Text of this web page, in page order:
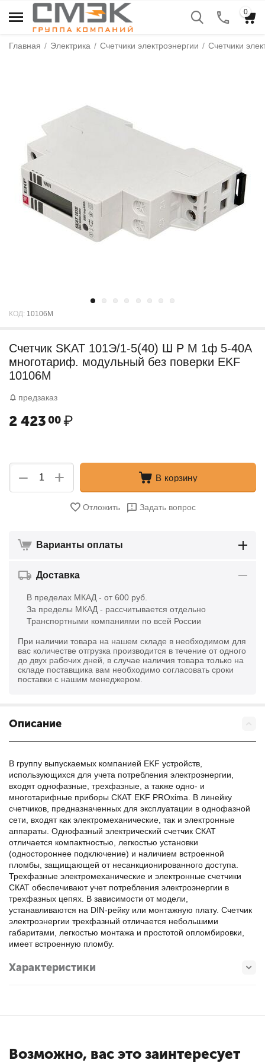
0
Главная / Электрика / Счетчики электроэнергии / Счетчики
КОД: 10106M
Счетчик SKAT 101Э/1-5(40) Ш Р M 1ф 5-40А
многотариф. модульный без поверки EKF
10106M
предзаказ
2 423 00₽
+
− В корзину
Отложить Задать вопрос
Варианты оплаты
Доставка
В пределах МКАД - от 600 руб.
За пределы МКАД - рассчитывается отдельно
Транспортными компаниями по всей России
При наличии товара на нашем складе в необходимом для
вас количестве отгрузка производится в течение от одного
до двух рабочих дней, в случае наличия товара только на
складе поставщика вам необходимо согласовать сроки
поставки с нашим менеджером.
Описание
В группу выпускаемых компанией EKF устройств,
использующихся для учета потребления электроэнергии,
входят однофазные, трехфазные, а также одно- и
многотарифные приборы СКАТ EKF PROxima. В линейку
счетчиков, предназначенных для эксплуатации в однофазной
сети, входят как электромеханические, так и электронные
аппараты. Однофазный электрический счетчик СКАТ
отличается компактностью, легкостью установки
(одностороннее подключение) и наличием встроенной
пломбы, защищающей от несанкционированного доступа.
Трехфазные электромеханические и электронные счетчики
СКАТ обеспечивают учет потребления электроэнергии в
трехфазных цепях. В зависимости от модели,
устанавливаются на DIN-рейку или монтажную плату. Счетчик
электроэнергии трехфазный отличается небольшими
габаритами, легкостью монтажа и простотой опломбировки,
имеет встроенную пломбу.
Характеристики
Возможно, вас это заинтересует